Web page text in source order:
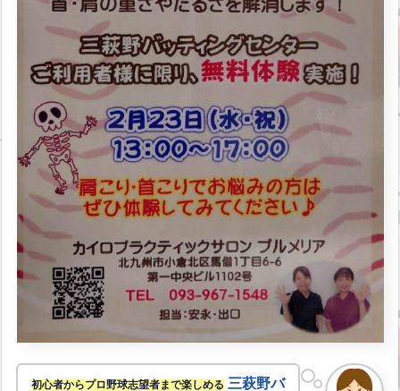
初心者からプロ野球志望者まで楽しめる 三萩野バ